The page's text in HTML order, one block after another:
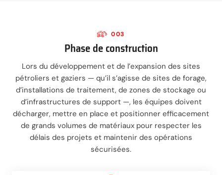
003
Phase de construction
Lors du développement et de l’expansion des sites
pétroliers et gaziers — qu’il s’agisse de sites de forage,
d’installations de traitement, de zones de stockage ou
d’infrastructures de support —, les équipes doivent
décharger, mettre en place et positionner efficacement
de grands volumes de matériaux pour respecter les
délais des projets et maintenir des opérations
sécurisées.